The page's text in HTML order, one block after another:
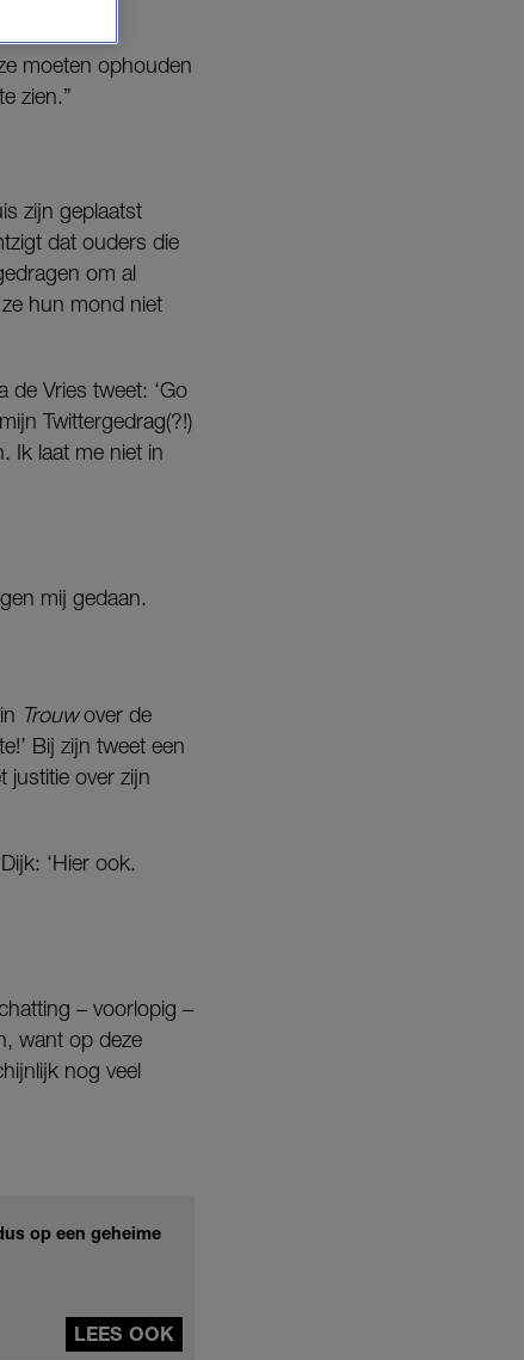
moeten ophouden
zien.”
zijn geplaatst
dat ouders die
om al
hun mond niet
de Vries tweet: ‘Go
Twittergedrag(?!)
Ik laat me niet in
mij gedaan.
Trouwover de
Bij zijn tweet een
justitie over zijn
‘Hier ook.
– voorlopig –
want op deze
nog veel
op een geheime
LEES OOK